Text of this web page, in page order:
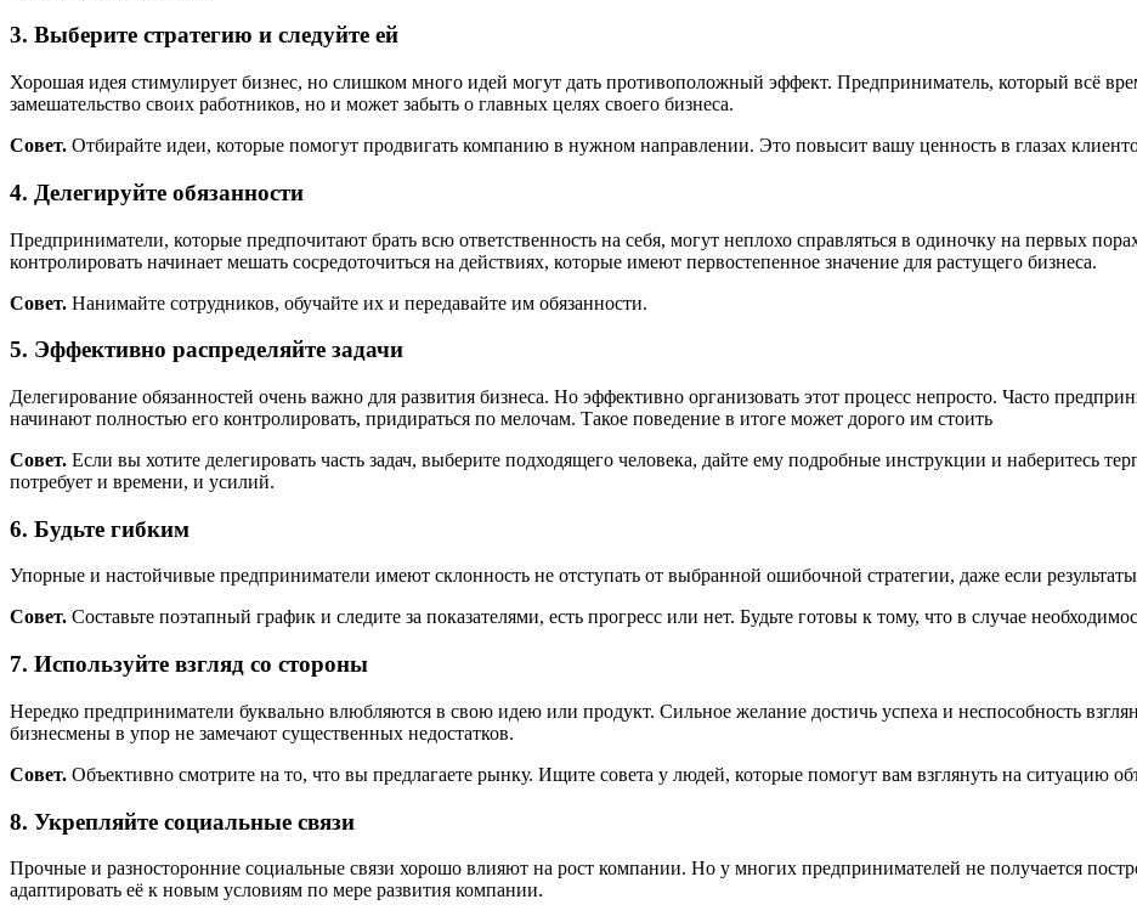
3. Выберите стратегию и следуйте ей
Хорошая идея стимулирует бизнес, но слишком много идей могут дать противоположный эффект. Предприниматель, который всё
замешательство своих работников, но и может забыть о главных целях своего бизнеса.
Совет. Отбирайте идеи, которые помогут продвигать компанию в нужном направлении. Это повысит вашу ценность в глазах
4. Делегируйте обязанности
Предприниматели, которые предпочитают брать всю ответственность на себя, могут неплохо справляться в одиночку на первых
контролировать начинает мешать сосредоточиться на действиях, которые имеют первостепенное значение для растущего бизнеса.
Совет. Нанимайте сотрудников, обучайте их и передавайте им обязанности.
5. Эффективно распределяйте задачи
Делегирование обязанностей очень важно для развития бизнеса. Но эффективно организовать этот процесс непросто. Часто
начинают полностью его контролировать, придираться по мелочам. Такое поведение в итоге может дорого им стоить
Совет. Если вы хотите делегировать часть задач, выберите подходящего человека, дайте ему подробные инструкции и наберитесь
потребует и времени, и усилий.
6. Будьте гибким
Упорные и настойчивые предприниматели имеют склонность не отступать от выбранной ошибочной стратегии, даже если
Совет. Составьте поэтапный график и следите за показателями, есть прогресс или нет. Будьте готовы к тому, что в случае
7. Используйте взгляд со стороны
Нередко предприниматели буквально влюбляются в свою идею или продукт. Сильное желание достичь успеха и неспособность
бизнесмены в упор не замечают существенных недостатков.
Совет. Объективно смотрите на то, что вы предлагаете рынку. Ищите совета у людей, которые помогут вам взглянуть на ситуацию
8. Укрепляйте социальные связи
Прочные и разносторонние социальные связи хорошо влияют на рост компании. Но у многих предпринимателей не получается
адаптировать её к новым условиям по мере развития компании.